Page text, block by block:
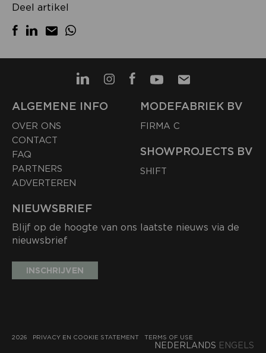
Deel artikel
ALGEMENE INFO
OVER ONS
CONTACT
FAQ
PARTNERS
ADVERTEREN
MODEFABRIEK BV
FIRMA C
SHOWPROJECTS BV
SHIFT
NIEUWSBRIEF
Blijf op de hoogte van ons laatste nieuws via de
nieuwsbrief
INSCHRIJVEN
2026 PRIVACY EN COOKIE STATEMENT TERMS OF USE
NEDERLANDS ENGELS